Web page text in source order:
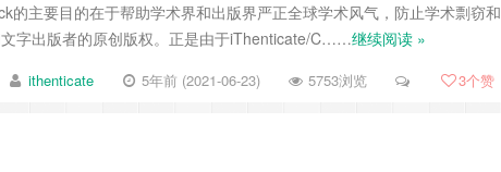
的主要目的在于帮助学术界和出版界严正全球学术风气，防止学术剽窃和
字出版者的原创版权。正是由于iThenticate/C……继续阅读 »
ithenticate 5年前 (2021-06-23) 5753浏览 3个赞